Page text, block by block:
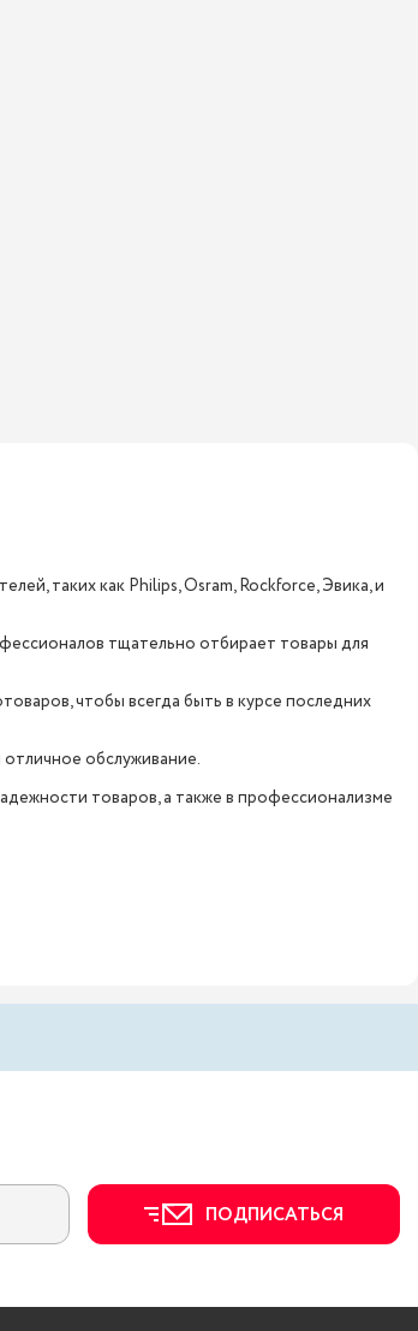
таких как Philips, Osram, Rockforce, Эвика, и
тщательно отбирает товары для
чтобы всегда быть в курсе последних
обслуживание.
товаров, а также в профессионализме
ПОДПИСАТЬСЯ